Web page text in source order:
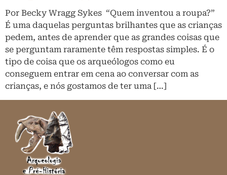
Por Becky Wragg Sykes “Quem inventou a roupa?”
É uma daquelas perguntas brilhantes que as crianças
pedem, antes de aprender que as grandes coisas que
se perguntam raramente têm respostas simples. É o
tipo de coisa que os arqueólogos como eu
conseguem entrar em cena ao conversar com as
crianças, e nós gostamos de ter uma […]